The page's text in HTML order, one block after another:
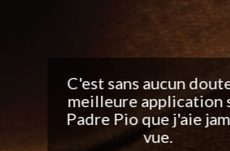
Belle application,
les
quotidiennes...
votre excellent